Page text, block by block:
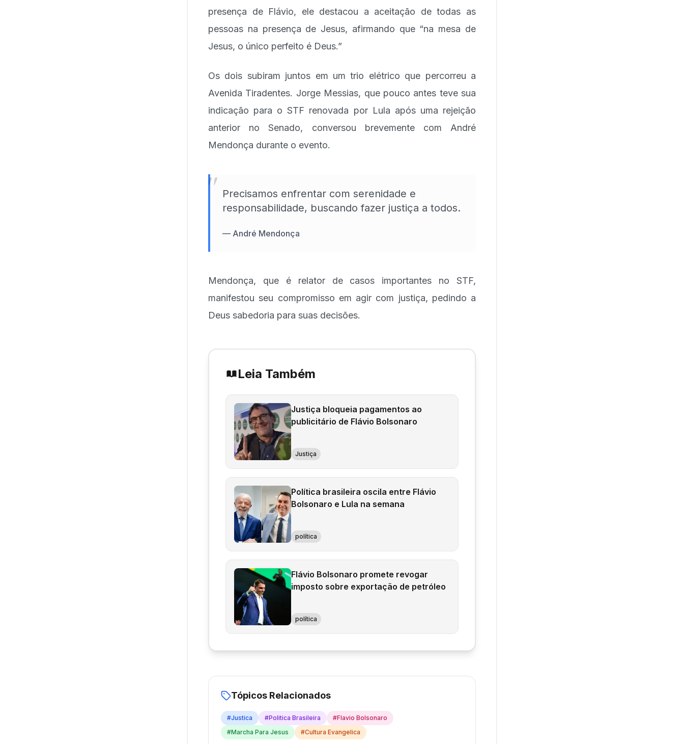
presença de Flávio, ele destacou a aceitação de todas as
pessoas na presença de Jesus, afirmando que “na mesa de
Jesus, o único perfeito é Deus.”
Os dois subiram juntos em um trio elétrico que percorreu a
Avenida Tiradentes. Jorge Messias, que pouco antes teve sua
indicação para o STF renovada por Lula após uma rejeição
anterior no Senado, conversou brevemente com André
Mendonça durante o evento.
" Precisamos enfrentar com serenidade e
responsabilidade, buscando fazer justiça a todos.
— André Mendonça
Mendonça, que é relator de casos importantes no STF,
manifestou seu compromisso em agir com justiça, pedindo a
Deus sabedoria para suas decisões.
Leia Também
Justiça bloqueia pagamentos ao
publicitário de Flávio Bolsonaro
Justiça
Política brasileira oscila entre Flávio
Bolsonaro e Lula na semana
política
Flávio Bolsonaro promete revogar
imposto sobre exportação de petróleo
política
Tópicos Relacionados
#Justica #Politica Brasileira #Flavio Bolsonaro
#Marcha Para Jesus #Cultura Evangelica